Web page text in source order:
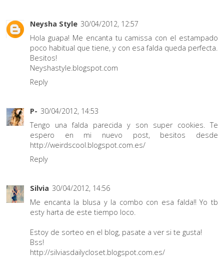
Neysha Style 30/04/2012, 12:57
Hola guapa! Me encanta tu camissa con el estampado
poco habitual que tiene, y con esa falda queda perfecta.
Besitos!
Neyshastyle.blogspot.com
Reply
P- 30/04/2012, 14:53
Tengo una falda parecida y son super cookies. Te
espero en mi nuevo post, besitos desde
http://weirdscool.blogspot.com.es/
Reply
Silvia 30/04/2012, 14:56
Me encanta la blusa y la combo con esa falda!! Yo tb
esty harta de este tiempo loco.
Estoy de sorteo en el blog, pasate a ver si te gusta!
Bss!
http://silviasdailycloset.blogspot.com.es/